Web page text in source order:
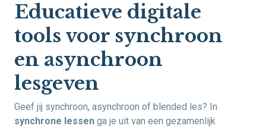
Educatieve digitale
tools voor synchroon
en asynchroon
lesgeven
Geef jij synchroon, asynchroon of blended les? In
synchrone lessen ga je uit van een gezamenlijk